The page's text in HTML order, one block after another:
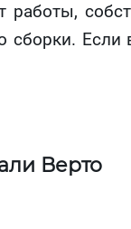
сборки.
Верто